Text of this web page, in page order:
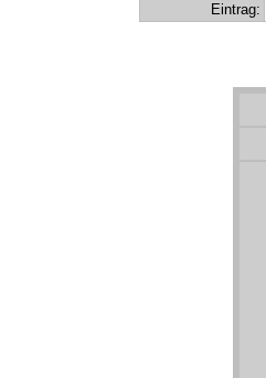
Eintrag: